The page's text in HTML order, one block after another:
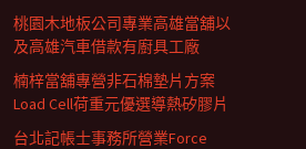
桃園木地板公司專業高雄當舖以
及高雄汽車借款有廚具工廠
楠梓當舖專營非石棉墊片方案
Load Cell荷重元優選導熱矽膠片
台北記帳士事務所營業Force